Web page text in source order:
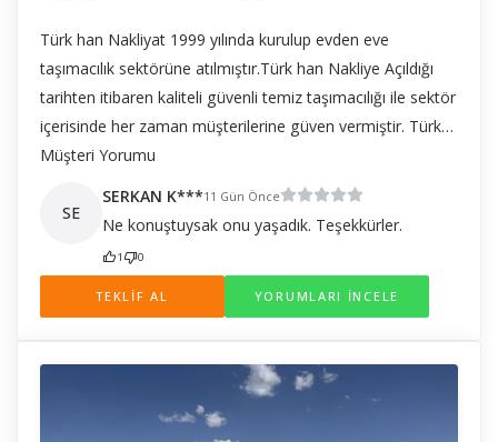
Türk han Nakliyat 1999 yılında kurulup evden eve
taşımacılık sektörüne atılmıştır.Türk han Nakliye Açıldığı
tarihten itibaren kaliteli güvenli temiz taşımacılığı ile sektör
içerisinde her zaman müşterilerine güven vermiştir. Türk
han Nakliyat olarak önceliğimiz personelimizin güler yüzlü
titiz ve saygılı olmasıdır. Müşterimizle konuştuklarımızı
sözde bırakmayıp daha güvenli bir taşıma için karşılıklı
sözleşme yapılarak taşımayı güven altına almaktayız.
Müşteri Yorumu
SE
SERKAN K***11 Gün Önce
Ne konuştuysak onu yaşadık. Teşekkürler.
1 0
TEKLİF AL YORUMLARI İNCELE